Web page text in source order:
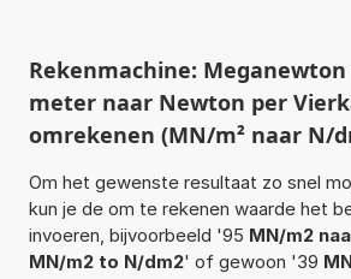
Rekenmachine:
meter naar Newton per
omrekenen (MN/m² naar N/
Om het gewenste resultaat zo snel
kun je de om te rekenen waarde het
invoeren, bijvoorbeeld '95 MN/m2
MN/m2 to N/dm2' of gewoon '39